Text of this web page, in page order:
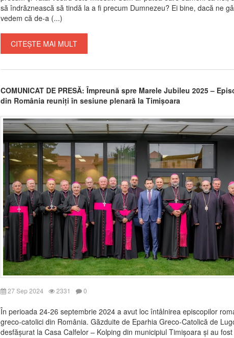
să îndrăznească să tindă la a fi precum Dumnezeu? Ei bine, dacă ne
vedem că de-a (...)
CITEȘTE MAI MULT
COMUNICAT DE PRESĂ: Împreună spre Marele Jubileu 2025 –
din România reuniți în sesiune plenară la Timișoara
27 Sep 2024 2331 0
În perioada 24-26 septembrie 2024 a avut loc întâlnirea episcopilor
greco-catolici din România. Găzduite de Eparhia Greco-Catolică de
desfășurat la Casa Calfelor – Kolping din municipiul Timișoara și au